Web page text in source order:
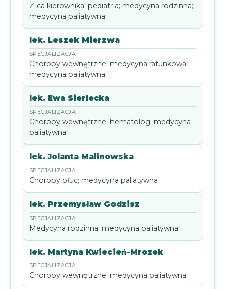
Z-ca kierownika; pediatria; medycyna rodzinna;
medycyna paliatywna
lek. Leszek Mierzwa
Choroby wewnętrzne; medycyna ratunkowa;
medycyna paliatywna
lek. Ewa Sierlecka
Choroby wewnętrzne; hematolog; medycyna
paliatywna
lek. Jolanta Malinowska
Choroby płuc; medycyna paliatywna
lek. Przemysław Godzisz
Medycyna rodzinna; medycyna paliatywna
lek. Martyna Kwiecień-Mrozek
Choroby wewnętrzne; medycyna paliatywna